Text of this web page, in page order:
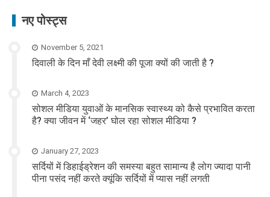
नए पोस्ट्स
November 5, 2021
दिवाली के दिन माँ देवी लक्ष्मी की पूजा क्यों की जाती है ?
March 4, 2023
सोशल मीडिया युवाओं के मानसिक स्वास्थ्य को कैसे प्रभावित करता
है? क्या जीवन में ‘जहर’ घोल रहा सोशल मीडिया ?
January 27, 2023
सर्दियों में डिहाईड्रेशन की समस्या बहुत सामान्य है लोग ज्यादा पानी
पीना पसंद नहीं करते क्यूंकि सर्दियों में प्यास नहीं लगती